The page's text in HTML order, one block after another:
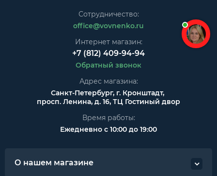
Сотрудничество:
office@vovnenko.ru
Интернет магазин:
+7 (812) 409-94-94
Обратный звонок
Адрес магазина:
Санкт-Петербург, г. Кронштадт,
просп. Ленина, д. 16, ТЦ Гостиный двор
Время работы:
Ежедневно с 10:00 до 19:00
О нашем магазине